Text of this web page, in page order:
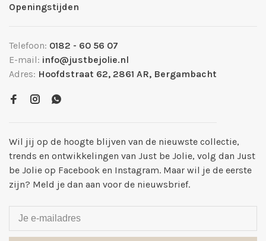
Openingstijden
Telefoon: 0182 - 60 56 07
E-mail: info@justbejolie.nl
Adres: Hoofdstraat 62, 2861 AR, Bergambacht
Wil jij op de hoogte blijven van de nieuwste collectie,
trends en ontwikkelingen van Just be Jolie, volg dan Just
be Jolie op Facebook en Instagram. Maar wil je de eerste
zijn? Meld je dan aan voor de nieuwsbrief.